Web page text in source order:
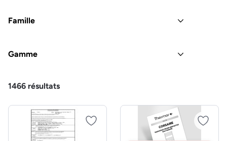
Famille
Gamme
1466 résultats